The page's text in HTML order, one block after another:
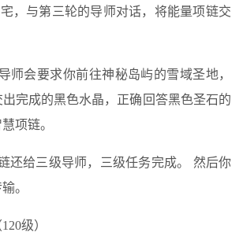
，与第三轮的导师对话，将能量项链交
师会要求你前往神秘岛屿的雪域圣地，
完成的黑色水晶，正确回答黑色圣石的
项链。
还给三级导师，三级任务完成。 然后你
。
级）